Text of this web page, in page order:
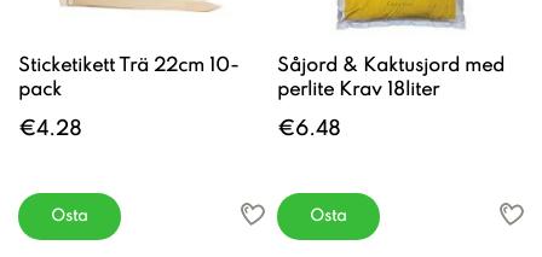
Sticketikett Trä 22cm 10-
pack
€4.28
Osta
Såjord & Kaktusjord med
perlite Krav 18liter
€6.48
Osta